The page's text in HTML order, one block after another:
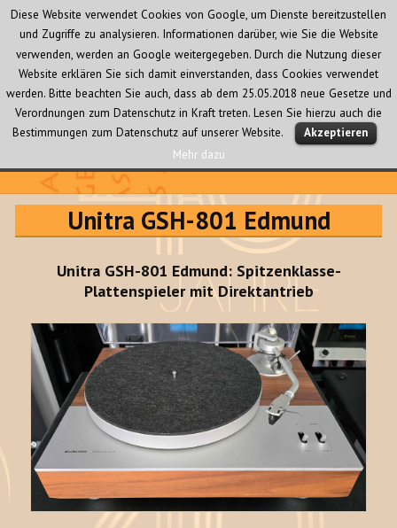
Audio Creativ
MENÜ
UND
Unitra GSH-801 Edmund
Unitra GSH-801 Edmund: Spitzenklasse-
Plattenspieler mit Direktantrieb
Diese Website verwendet Cookies von Google, um Dienste bereitzustellen
und Zugriffe zu analysieren. Informationen darüber, wie Sie die Website
verwenden, werden an Google weitergegeben. Durch die Nutzung dieser
Website erklären Sie sich damit einverstanden, dass Cookies verwendet
werden. Bitte beachten Sie auch, dass ab dem 25.05.2018 neue Gesetze und
Verordnungen zum Datenschutz in Kraft treten. Lesen Sie hierzu auch die
Bestimmungen zum Datenschutz auf unserer Website.
Akzeptieren
Mehr dazu